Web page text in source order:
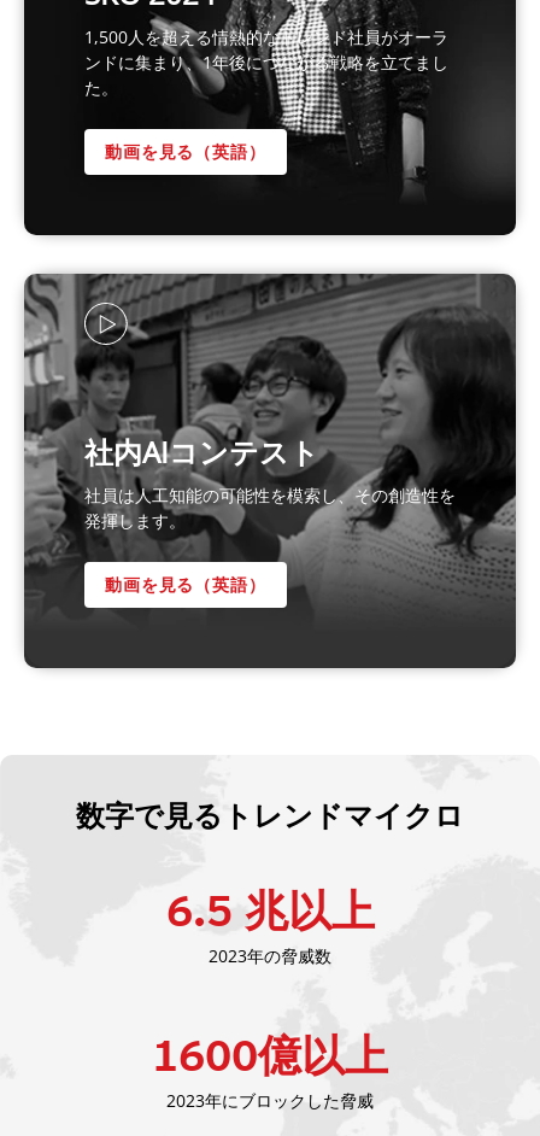
1,500人を超える情熱的なトレンド社員がオーラ
ンドに集まり、1年後につながる戦略を立てまし
た。
動画を見る（英語）
社内AIコンテスト
社員は人工知能の可能性を模索し、その創造性を
発揮します。
動画を見る（英語）
数字で見るトレンドマイクロ
6.5 兆以上
2023年の脅威数
1600億以上
2023年にブロックした脅威